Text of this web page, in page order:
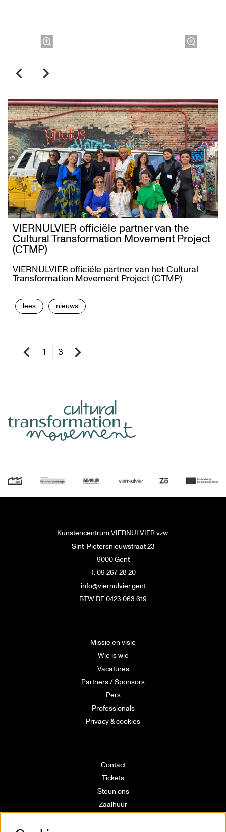
Overslaan
VIERNULVIER officiële partner van the
Cultural Transformation Movement Project
(CTMP)
VIERNULVIER officiële partner van het Cultural
Transformation Movement Project (CTMP)
lees nieuws
1 3
Kunstencentrum VIERNULVIER vzw.
Sint-Pietersnieuwstraat 23
9000 Gent
T. 09 267 28 20
info@viernulvier.gent
BTW BE 0423.063.619
Missie en visie
Wie is wie
Vacatures
Partners / Sponsors
Pers
Professionals
Privacy & cookies
Contact
Tickets
Steun ons
Zaalhuur